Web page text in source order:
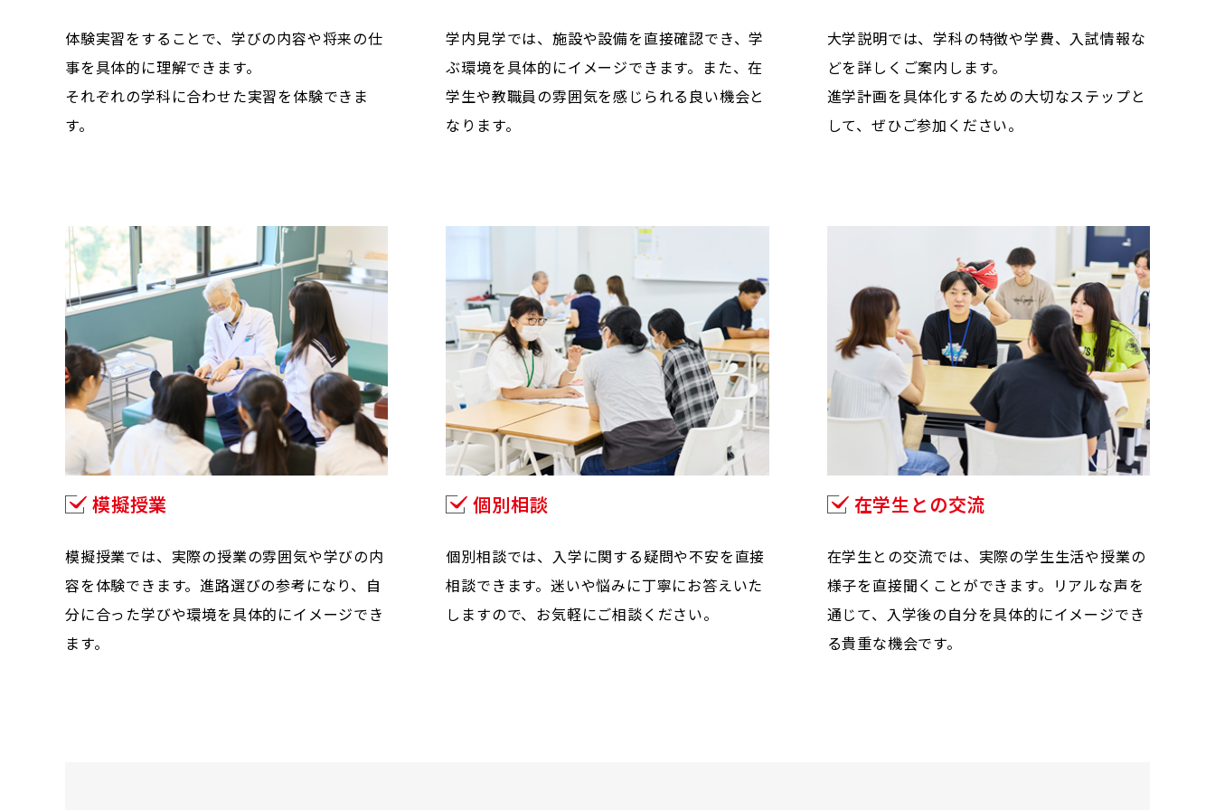
体験実習をすることで、学びの内容や将来の仕
事を具体的に理解できます。
それぞれの学科に合わせた実習を体験できま
す。
学内見学では、施設や設備を直接確認でき、学
ぶ環境を具体的にイメージできます。また、在
学生や教職員の雰囲気を感じられる良い機会と
なります。
大学説明では、学科の特徴や学費、入試情報な
どを詳しくご案内します。
進学計画を具体化するための大切なステップと
して、ぜひご参加ください。
模擬授業
模擬授業では、実際の授業の雰囲気や学びの内
容を体験できます。進路選びの参考になり、自
分に合った学びや環境を具体的にイメージでき
ます。
個別相談
個別相談では、入学に関する疑問や不安を直接
相談できます。迷いや悩みに丁寧にお答えいた
しますので、お気軽にご相談ください。
在学生との交流
在学生との交流では、実際の学生生活や授業の
様子を直接聞くことができます。リアルな声を
通じて、入学後の自分を具体的にイメージでき
る貴重な機会です。